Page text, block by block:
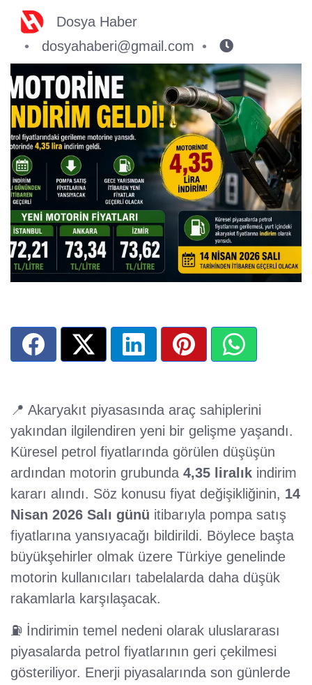
Dosya Haber
dosyahaberi@gmail.com
📍 Akaryakıt piyasasında araç sahiplerini
yakından ilgilendiren yeni bir gelişme yaşandı.
Küresel petrol fiyatlarında görülen düşüşün
ardından motorin grubunda 4,35 liralık indirim
kararı alındı. Söz konusu fiyat değişikliğinin, 14
Nisan 2026 Salı günü itibarıyla pompa satış
fiyatlarına yansıyacağı bildirildi. Böylece başta
büyükşehirler olmak üzere Türkiye genelinde
motorin kullanıcıları tabelalarda daha düşük
rakamlarla karşılaşacak.
⛽ İndirimin temel nedeni olarak uluslararası
piyasalarda petrol fiyatlarının geri çekilmesi
gösteriliyor. Enerji piyasalarında son günlerde